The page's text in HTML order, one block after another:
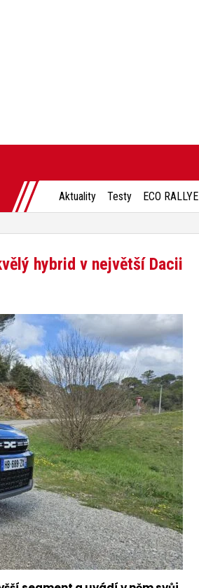
Aktuality Testy ECO RALLYE
hybrid v největší Dacii